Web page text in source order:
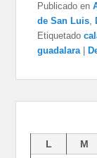
Publicado en
de San Luis,
Etiquetado
guadalara
L M